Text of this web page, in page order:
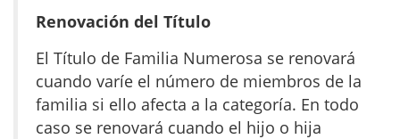
Renovación del Título
El Título de Familia Numerosa se renovará
cuando varíe el número de miembros de la
familia si ello afecta a la categoría. En todo
caso se renovará cuando el hijo o hija